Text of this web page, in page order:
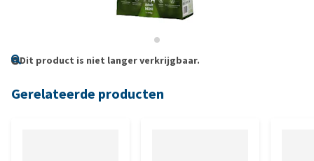
Dit product is niet langer verkrijgbaar.
Gerelateerde producten